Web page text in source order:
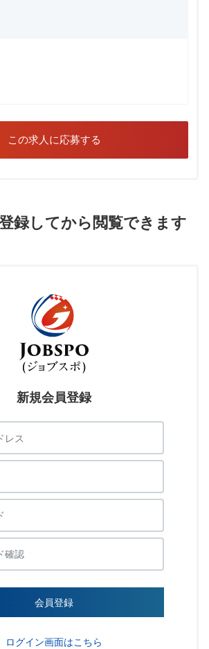
この求人に応募する
録してから閲覧できます
新規会員登録
会員登録
ログイン画面はこちら